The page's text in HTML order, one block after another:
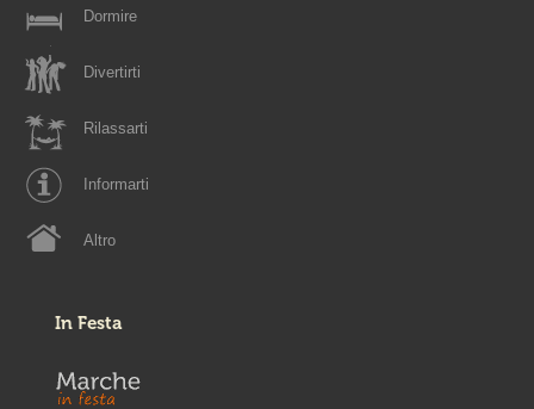
Dormire
Divertirti
Rilassarti
Informarti
Altro
In Festa